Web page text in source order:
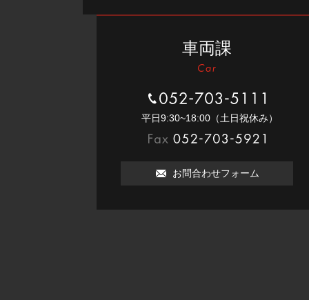
車両課
052-703-5111
平⽇9:30~18:00（⼟⽇祝休み）
お問合わせフォーム